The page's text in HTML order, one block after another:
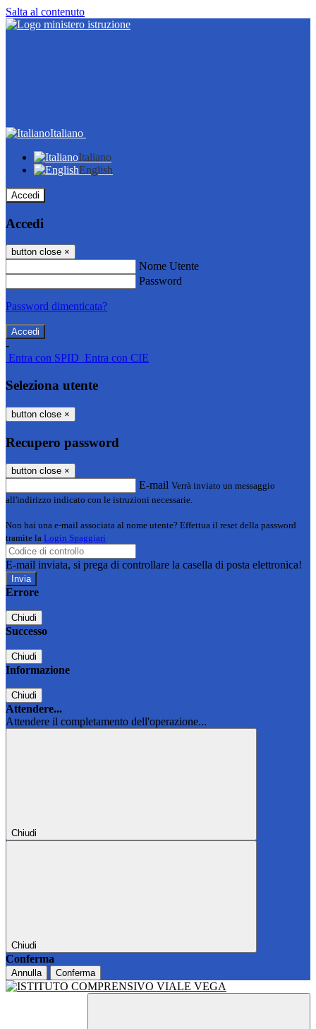
Salta al contenuto
Italiano
Italiano
English
Accedi
Accedi
button close ×
Nome Utente
Password
Password dimenticata?
-
Entra con SPID Entra con CIE
Seleziona utente
button close ×
Recupero password
button close ×
E-mail Verrà inviato un messaggio
all'indirizzo indicato con le istruzioni necessarie.
Non hai una e-mail associata al nome utente? Effettua il reset della password
tramite la Login Spaggiari
E-mail inviata, si prega di controllare la casella di posta elettronica!
Errore
Chiudi
Successo
Chiudi
Informazione
Chiudi
Attendere...
Attendere il completamento dell'operazione...
Chiudi
Chiudi
Conferma
Annulla Conferma